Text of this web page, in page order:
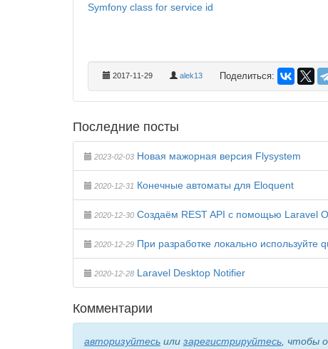
Symfony class for service id
2017-11-29 alek13 Поделиться:
Последние посты
2023-02-03 Новая мажорная версия Flysystem
2020-12-31 Конечные автоматы для Eloquent
2020-12-30 Создаём REST API с помощью Laravel
2020-12-29 При разработке локально используйте
2020-12-28 Laravel Desktop Notifier
Комментарии
авторизуйтесь или зарегистрируйтесь , чтобы